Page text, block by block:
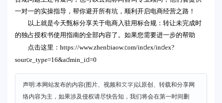
一对一的实操指导，帮你避开所有坑，顺利开启电商经营之路！
以上就是今天甄标分享关于电商入驻用标合规：转让未完成时
的独占授权书使用指南的全部内容了。如果您需要进一步的帮助
点击这里： https://www.zhenbiaow.com/index/index?
source_type=16&admin_id=0
声明:本网站发布的内容(图片、视频和文字)以原创、转载和分享网
络内容为主，如果涉及侵权请尽快告知，我们将会在第一时间删